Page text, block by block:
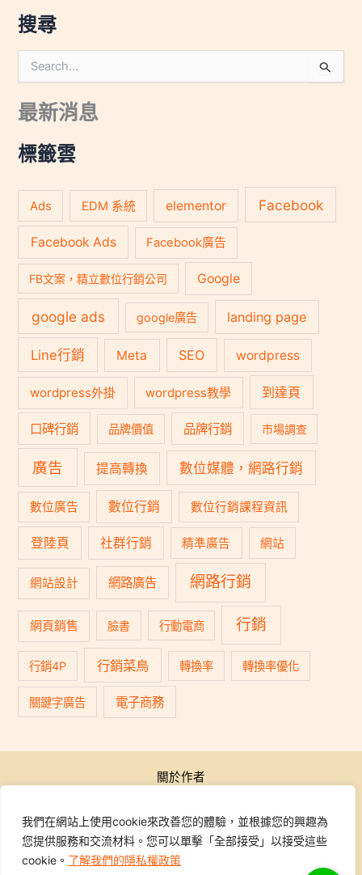
我們在網站上使用cookie來改善您的體驗，並根據您的興趣為
您提供服務和交流材料。您可以單擊「全部接受」以接受這些
cookie。 了解我們的隱私權政策
搜尋
尋
鍵
:
最新消息
標籤雲
Ads EDM 系統 elementor Facebook
Facebook Ads Facebook廣告
FB文案，精立數位行銷公司 Google
google ads google廣告 landing page
Line行銷 Meta SEO wordpress
wordpress外掛 wordpress教學 到達頁
口碑行銷 品牌價值 品牌行銷 市場調查
廣告 提高轉換 數位媒體，網路行銷
數位廣告 數位行銷 數位行銷課程資訊
登陸頁 社群行銷 精準廣告 網站
網站設計 網路廣告 網路行銷
網頁銷售 臉書 行動電商 行銷
行銷4P 行銷菜鳥 轉換率 轉換率優化
關鍵字廣告 電子商務
關於作者
行銷學院
課程報名
學員專區